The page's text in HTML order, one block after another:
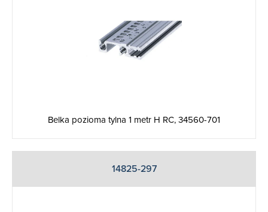
Belka pozioma tylna 1 metr H RC, 34560-701
14825-297